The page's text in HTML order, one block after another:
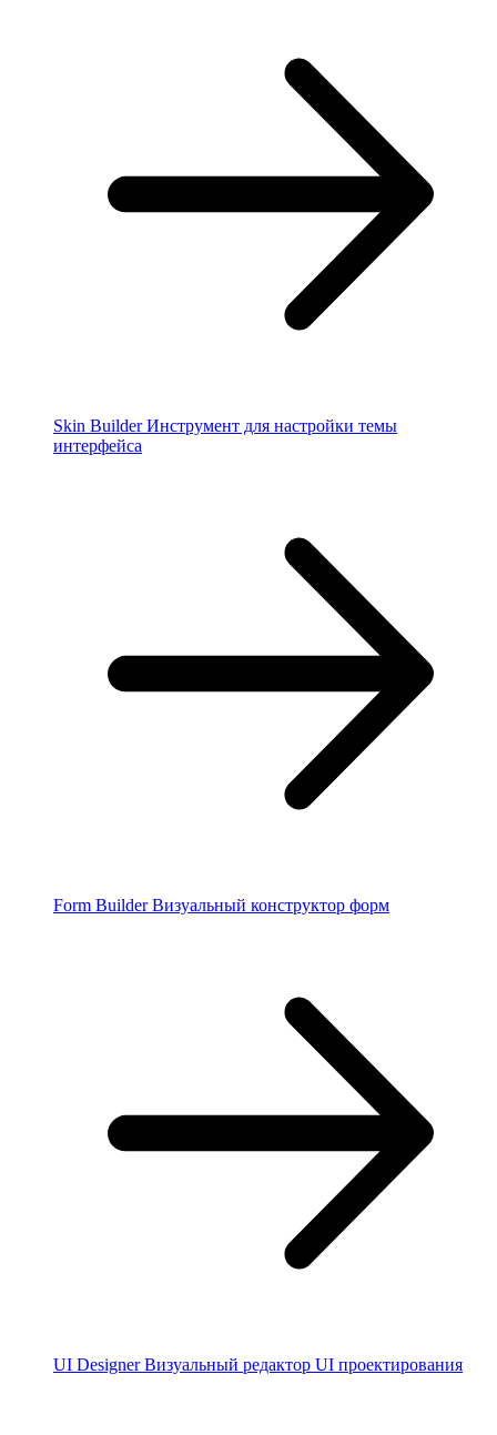
Skin Builder Инструмент для настройки темы
интерфейса
Form Builder Визуальный конструктор форм
UI Designer Визуальный редактор UI проектирования